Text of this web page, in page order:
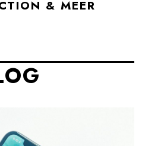
& MEER